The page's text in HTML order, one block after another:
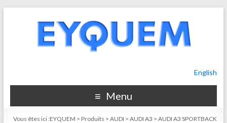
English
Menu
Vous êtes ici :EYQUEM > Produits >AUDI >AUDI A3 >AUDI A3 SPORTBACK